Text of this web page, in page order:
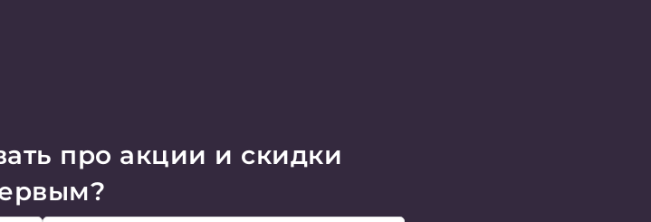
про акции и скидки